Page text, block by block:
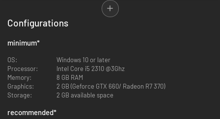
Tæv tusindvis af romere med en lang række bevægelser og hver
enkelt karakters unikke combos!
Kapitlerne med Adventure-tilstand er baseret på eksisterende
som blev lavet specielt til spillet.
Sideløbende med hovedfortællingen kan du spille minispil, hvor vores
galliske venner morer sig festligt!
tegneseriealbums og animationer skabt specielt til spillet.
Configurations
minimum*
OS:
Windows 10 or later
Processor:
Intel Core i5 2310 @3Ghz
Memory:
8 GB RAM
Graphics:
2 GB (Geforce GTX 660/ Radeon R7 370)
Storage:
2 GB available space
recommended*